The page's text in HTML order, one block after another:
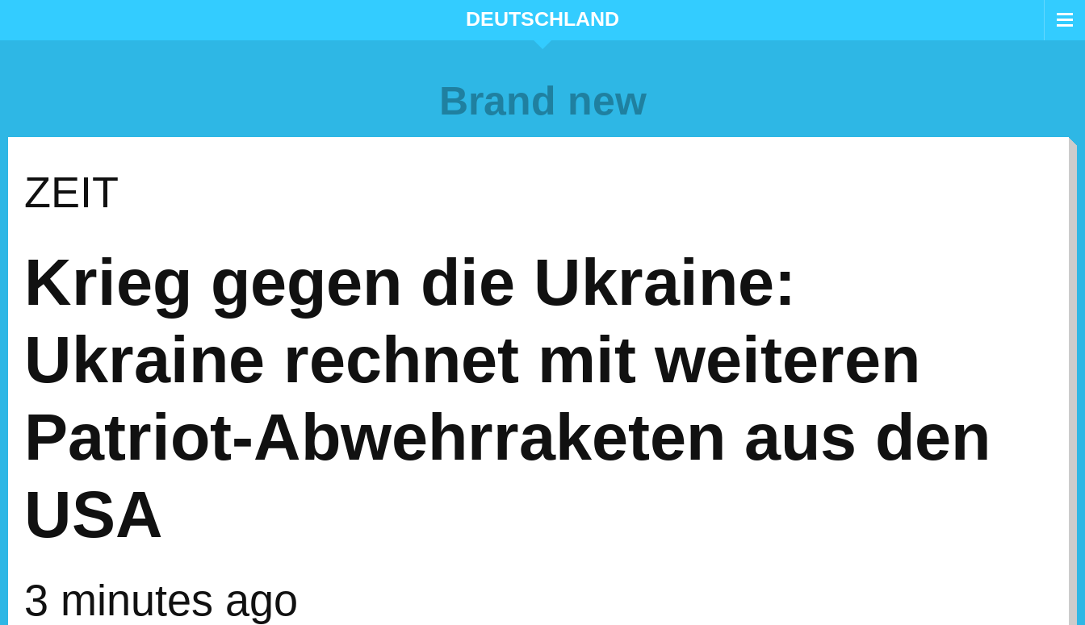
DEUTSCHLAND
Brand new
ZEIT
Krieg gegen die Ukraine:
Ukraine rechnet mit weiteren
Patriot-Abwehrraketen aus den
USA
3 minutes ago